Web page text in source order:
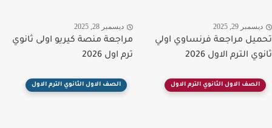
29, 2025
مراجعة فرنساوي اولي
الترم الاول 2026
ديسمبر 28, 2025
مراجعة منصة كيريو اولى ثانوي
ترم اول 2026
الصف الاول الثانوي الترم الاول الصف الاول الثانوي الترم الاول